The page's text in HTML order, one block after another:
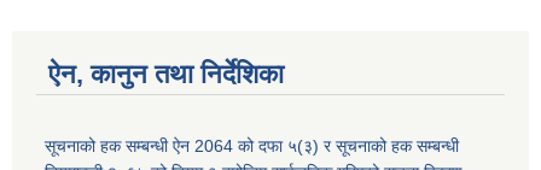
ऐन, कानुन तथा निर्देशिका
सूचनाको हक सम्बन्धी ऐन 2064 को दफा ५(३) र सूचनाको हक सम्बन्धी